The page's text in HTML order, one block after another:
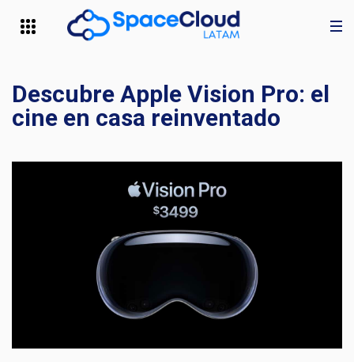
Descubre Apple Vision Pro: el
cine en casa reinventado